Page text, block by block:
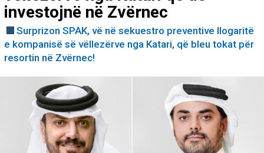
investojnë në Zvërnec
Surprizon SPAK, vë në sekuestro preventive llogaritë
e kompanisë së vëllezërve nga Katari, që bleu tokat për
resortin në Zvërnec!